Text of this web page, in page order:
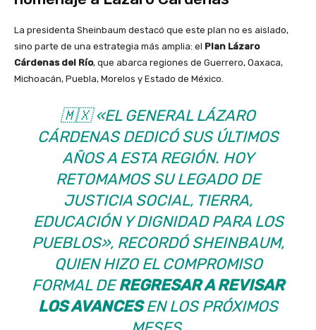
La presidenta Sheinbaum destacó que este plan no es aislado,
sino parte de una estrategia más amplia: el Plan Lázaro
Cárdenas del Río, que abarca regiones de Guerrero, Oaxaca,
Michoacán, Puebla, Morelos y Estado de México.
🇲🇽«EL GENERAL LÁZARO
CÁRDENAS DEDICÓ SUS ÚLTIMOS
AÑOS A ESTA REGIÓN. HOY
RETOMAMOS SU LEGADO DE
JUSTICIA SOCIAL, TIERRA,
EDUCACIÓN Y DIGNIDAD PARA LOS
PUEBLOS», RECORDÓ SHEINBAUM,
QUIEN HIZO EL COMPROMISO
FORMAL DEREGRESAR A REVISAR
LOS AVANCESEN LOS PRÓXIMOS